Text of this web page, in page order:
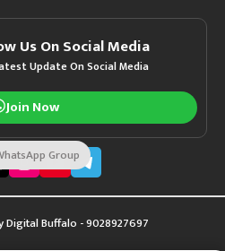
Us On Social Media
Update On Social Media
Join Now
Digital Buffalo - 9028927697
Group